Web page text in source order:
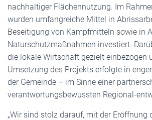
nachhaltiger Flächennutzung. Im
wurden umfangreiche Mittel in
Beseitigung von Kampfmitteln sowie in
Naturschutzmaßnahmen investiert.
die lokale Wirtschaft gezielt einbezogen
Umsetzung des Projekts erfolgte in
der Gemeinde – im Sinne einer
verantwortungsbewussten Regional-
„Wir sind stolz darauf, mit der Eröffnung